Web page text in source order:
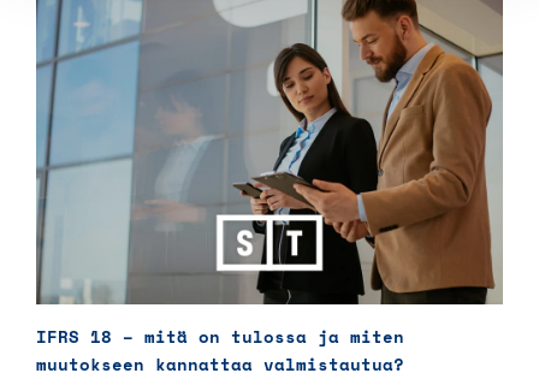
IFRS 18 – mitä on tulossa ja miten
muutokseen kannattaa valmistautua?